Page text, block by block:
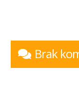
Brak